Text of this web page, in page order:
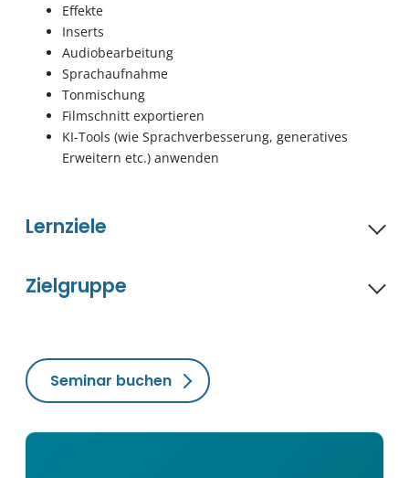
Effekte
Inserts
Audiobearbeitung
Sprachaufnahme
Tonmischung
Filmschnitt exportieren
KI-Tools (wie Sprachverbesserung, generatives
Erweitern etc.) anwenden
Lernziele
Zielgruppe
Seminar buchen